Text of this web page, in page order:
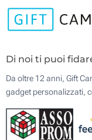
Di noi ti puoi
Da oltre 12 anni, Gift
gadget personalizzati,